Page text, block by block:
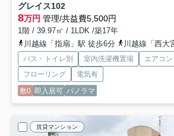
グレイス102
8万円 管理/共益費5,500円
1階 / 39.97㎡ / 1LDK /築17年
川越線「指扇」駅 徒歩6分
川越線「西大
バス・トイレ別 室内洗濯機置場 エアコン
フローリング
電気有
敷0 即入居可 パノラマ
賃貸マンション